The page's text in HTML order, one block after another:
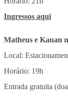
Ingressos aqui
Matheus e Kauan
Local:
Horário: 19h
Entrada gratuita